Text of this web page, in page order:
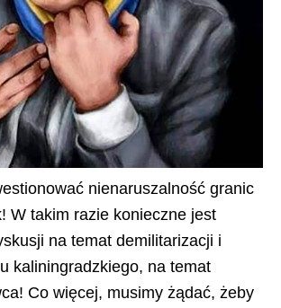
nienaruszalność granic
W takim razie konieczne jest
na temat demilitarizacji i
kaliningradzkiego, na temat
Co więcej, musimy żądać, żeby